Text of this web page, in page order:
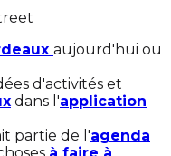
aujourd'hui ou
d'activités et
dans l'application
partie de l'agenda